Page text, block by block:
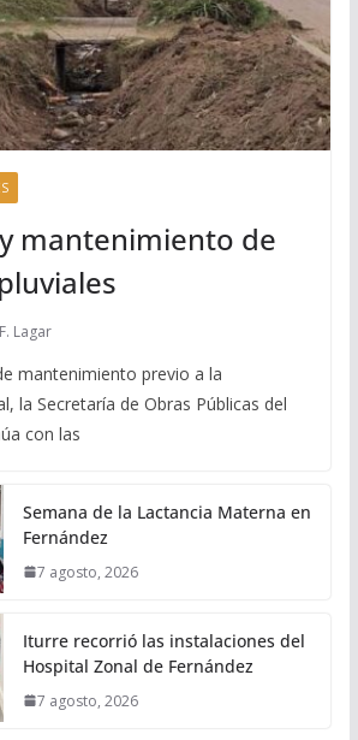
mantenimiento de
F. Lagar
mantenimiento previo a la
la Secretaría de Obras Públicas del
con las
Semana de la Lactancia Materna en
Fernández
7 agosto, 2026
Iturre recorrió las instalaciones del
Hospital Zonal de Fernández
7 agosto, 2026